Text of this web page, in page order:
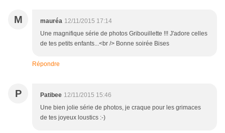
M mauréa 12/11/2015 17:14
Une magnifique série de photos Gribouillette !!! J'adore celles
de tes petits enfants...<br /> Bonne soirée Bises
Répondre
P Patibee 12/11/2015 15:46
Une bien jolie série de photos, je craque pour les grimaces
de tes joyeux loustics :-)